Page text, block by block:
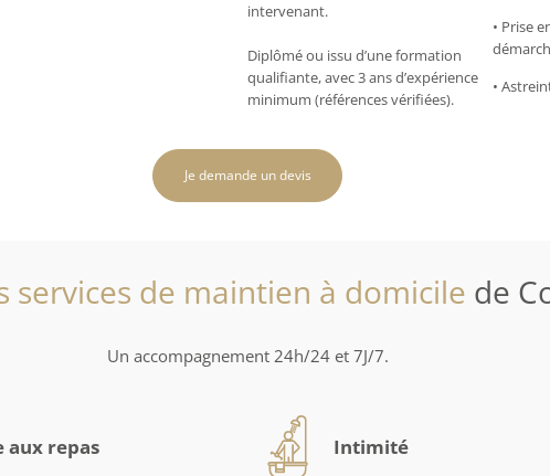
intervenant.
Diplômé ou issu d’une formation
qualifiante, avec 3 ans d’expérience
minimum (références vérifiées).
• Prise
•
Je demande un devis
services de maintien à domicile de
Un accompagnement 24h/24 et 7J/7.
aux repas Intimité